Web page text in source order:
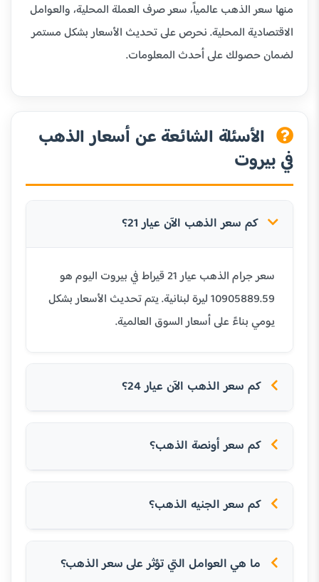
منها سعر الذهب عالمياً، سعر صرف العملة المحلية، والعوامل
الاقتصادية المحلية. نحرص على تحديث الأسعار بشكل مستمر
لضمان حصولك على أحدث المعلومات.
الأسئلة الشائعة عن أسعار الذهب
في بيروت
كم سعر الذهب الآن عيار 21؟
سعر جرام الذهب عيار 21 قيراط في بيروت اليوم هو
10905889.59 ليرة لبنانية. يتم تحديث الأسعار بشكل
يومي بناءً على أسعار السوق العالمية.
كم سعر الذهب الآن عيار 24؟
كم سعر أونصة الذهب؟
كم سعر الجنيه الذهب؟
ما هي العوامل التي تؤثر على سعر الذهب؟